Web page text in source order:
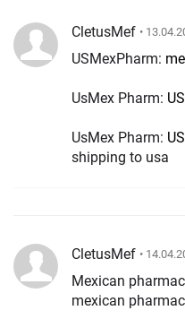
CletusMef •
USMexPharm:
UsMex Pharm:
UsMex Pharm:
shipping to usa
CletusMef •
Mexican
mexican